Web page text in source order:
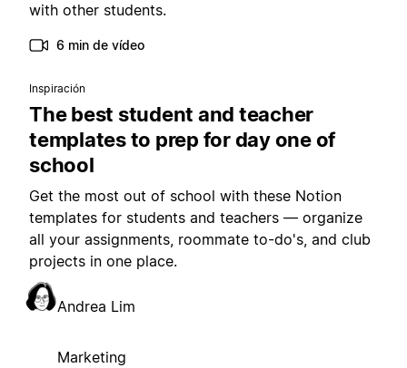
with other students.
6 min de vídeo
Inspiración
The best student and teacher
templates to prep for day one of
school
Get the most out of school with these Notion
templates for students and teachers — organize
all your assignments, roommate to-do's, and club
projects in one place.
Andrea Lim
Marketing